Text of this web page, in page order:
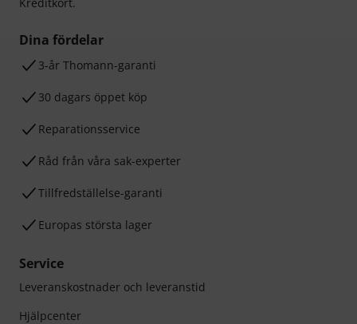
Dina fördelar
3-år Thomann-garanti
30 dagars öppet köp
Reparationsservice
Råd från våra sak-experter
Tillfredställelse-garanti
Europas största lager
Service
Leveranskostnader och leveranstid
Hjälpcenter